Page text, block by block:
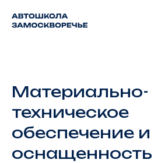
Материально-
техническое
обеспечение и
оснащенность